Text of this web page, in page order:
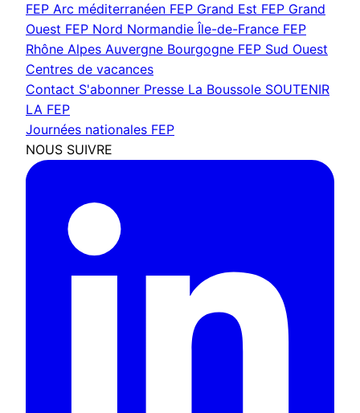
FEP Arc méditerranéen FEP Grand Est FEP Grand
Ouest FEP Nord Normandie Île-de-France FEP
Rhône Alpes Auvergne Bourgogne FEP Sud Ouest
Centres de vacances
Contact S'abonner Presse La Boussole SOUTENIR
LA FEP
Journées nationales FEP
NOUS SUIVRE